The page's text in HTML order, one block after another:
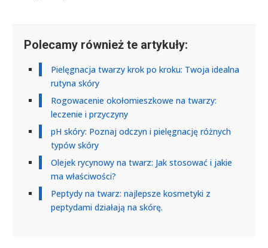
Polecamy również te artykuły:
Pielęgnacja twarzy krok po kroku: Twoja idealna
rutyna skóry
Rogowacenie okołomieszkowe na twarzy:
leczenie i przyczyny
pH skóry: Poznaj odczyn i pielęgnację różnych
typów skóry
Olejek rycynowy na twarz: Jak stosować i jakie
ma właściwości?
Peptydy na twarz: najlepsze kosmetyki z
peptydami działają na skórę.